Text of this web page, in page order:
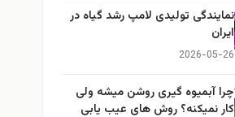
نمایندگی تولیدی لامپ رشد گیاه در
ایران
2026-05-26
چرا آبمیوه گیری روشن میشه ولی
کار نمیکنه؟ روش های عیب یابی